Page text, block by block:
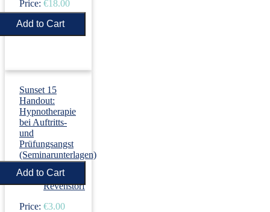
Price: €18.00
Sunset 15
Handout:
Hypnotherapie
bei Auftritts-
und
Prüfungsangst
(Seminarunterlagen)
› Dirk
Revenstorf
Price: €3.00